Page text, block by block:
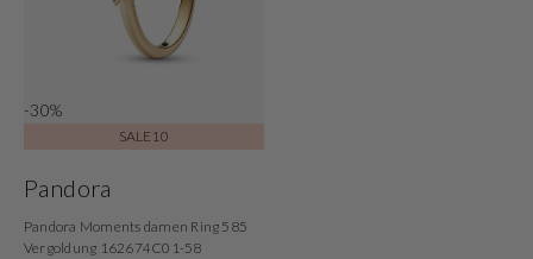
-30%
SALE10
Pandora
Pandora Moments damen Ring 585
Vergoldung 162674C01-58